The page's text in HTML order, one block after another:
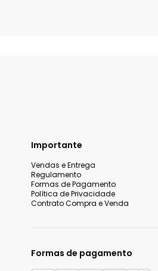
Importante
Vendas e Entrega
Regulamento
Formas de Pagamento
Política de Privacidade
Contrato Compra e Venda
Formas de pagamento